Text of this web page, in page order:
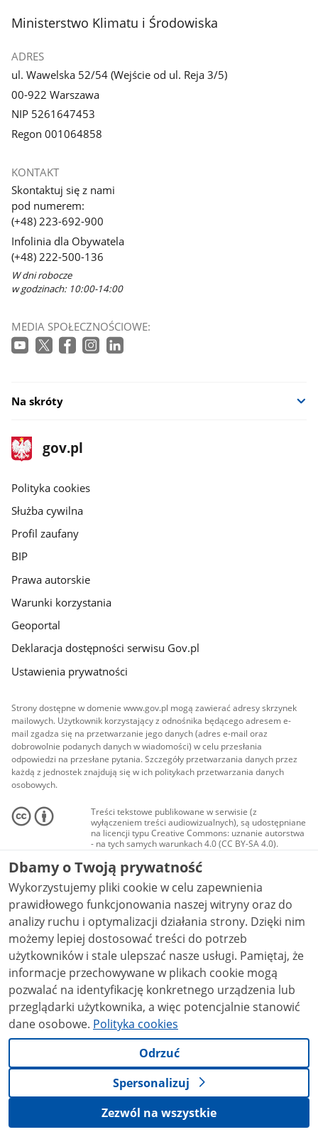
stopka
Ministerstwo Klimatu i Środowiska
ADRES
ul. Wawelska 52/54 (Wejście od ul. Reja 3/5)
00-922 Warszawa
NIP 5261647453
Regon 001064858
KONTAKT
Skontaktuj się z nami
pod numerem:
(+48) 223-692-900
Infolinia dla Obywatela
(+48) 222-500-136
W dni robocze
w godzinach: 10:00-14:00
MEDIA SPOŁECZNOŚCIOWE:
Na skróty
stopka
gov.pl
Strona
gov.pl
gov.pl
Polityka cookies
Służba cywilna
Profil zaufany
BIP
Prawa autorskie
Warunki korzystania
Geoportal
Deklaracja dostępności serwisu Gov.pl
Ustawienia prywatności
Strony dostępne w domenie www.gov.pl mogą zawierać adresy skrzynek
mailowych. Użytkownik korzystający z odnośnika będącego adresem e-
mail zgadza się na przetwarzanie jego danych (adres e-mail oraz
dobrowolnie podanych danych w wiadomości) w celu przesłania
odpowiedzi na przesłane pytania. Szczegóły przetwarzania danych przez
każdą z jednostek znajdują się w ich politykach przetwarzania danych
osobowych.
Treści tekstowe publikowane w serwisie (z
wyłączeniem treści audiowizualnych), są udostępniane
na licencji typu Creative Commons: uznanie autorstwa
- na tych samych warunkach 4.0 (CC BY-SA 4.0).
Materiały audiowizualne, w tym zdjęcia, materiały
audio i wideo, są udostępniane na licencji typu
Creative Commons: uznanie autorstwa użycie
niekomercyjne - bez utworów zależnych 4.0 (CC BY-
NC-ND 4.0), o ile nie jest to stwierdzone inaczej.
Dbamy o Twoją prywatność
Wykorzystujemy pliki cookie w celu zapewnienia
prawidłowego funkcjonowania naszej witryny oraz do
analizy ruchu i optymalizacji działania strony. Dzięki nim
możemy lepiej dostosować treści do potrzeb
użytkowników i stale ulepszać nasze usługi. Pamiętaj, że
informacje przechowywane w plikach cookie mogą
pozwalać na identyfikację konkretnego urządzenia lub
przeglądarki użytkownika, a więc potencjalnie stanowić
dane osobowe. Polityka cookies
Odrzuć
Spersonalizuj
Zezwól na wszystkie